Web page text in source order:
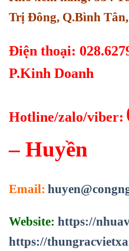
Trị Đông, Q.Bình
Điện thoại:
P.Kinh Doanh
Hotline/zalo/viber:
– Huyền
Email:
Website: https://
https://